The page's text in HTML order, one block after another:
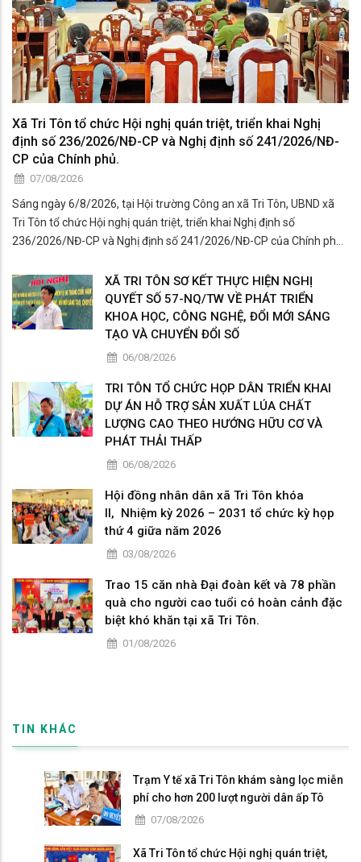
Xã Tri Tôn tổ chức Hội nghị quán triệt, triển khai Nghị
định số 236/2026/NĐ-CP và Nghị định số 241/2026/NĐ-
CP của Chính phủ.
07/08/2026
Sáng ngày 6/8/2026, tại Hội trường Công an xã Tri Tôn, UBND xã
Tri Tôn tổ chức Hội nghị quán triệt, triển khai Nghị định số
236/2026/NĐ-CP và Nghị định số 241/2026/NĐ-CP của Chính phủ
địa bàn xã.
XÃ TRI TÔN SƠ KẾT THỰC HIỆN NGHỊ
QUYẾT SỐ 57-NQ/TW VỀ PHÁT TRIỂN
KHOA HỌC, CÔNG NGHỆ, ĐỔI MỚI SÁNG
TẠO VÀ CHUYỂN ĐỔI SỐ
06/08/2026
TRI TÔN TỔ CHỨC HỌP DÂN TRIỂN KHAI
DỰ ÁN HỖ TRỢ SẢN XUẤT LÚA CHẤT
LƯỢNG CAO THEO HƯỚNG HỮU CƠ VÀ
PHÁT THẢI THẤP
06/08/2026
Hội đồng nhân dân xã Tri Tôn khóa
II, Nhiệm kỳ 2026 – 2031 tổ chức kỳ họp
thứ 4 giữa năm 2026
03/08/2026
Trao 15 căn nhà Đại đoàn kết và 78 phần
quà cho người cao tuổi có hoàn cảnh đặc
biệt khó khăn tại xã Tri Tôn.
01/08/2026
TIN KHÁC
Trạm Y tế xã Tri Tôn khám sàng lọc miễn
phí cho hơn 200 lượt người dân ấp Tô
Thuận.07/08/2026
Xã Tri Tôn tổ chức Hội nghị quán triệt,